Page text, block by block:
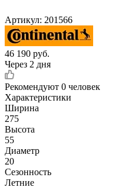
Артикул: 201566
46 190 руб.
Через 2 дня
Рекомендуют 0 человек
Характеристики
Ширина
275
Высота
55
Диаметр
20
Сезонность
Летние